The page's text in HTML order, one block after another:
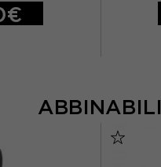
ABBINABILI